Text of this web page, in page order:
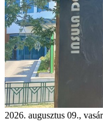
2026. augusztus 09.,